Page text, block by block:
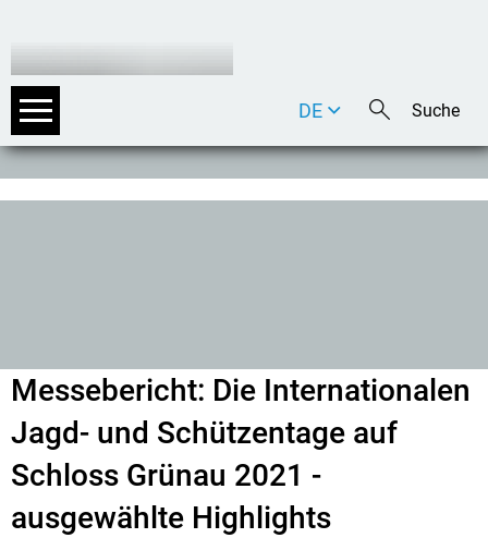
DE
EN
Messebericht: Die Internationalen
Jagd- und Schützentage auf
Schloss Grünau 2021 -
ausgewählte Highlights